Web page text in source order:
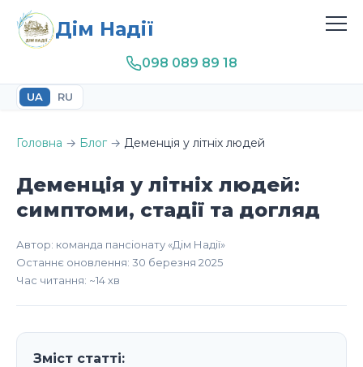
Дім Надії
098 089 89 18
UA RU
Головна → Блог→ Деменція у літніх людей
Деменція у літніх людей:
симптоми, стадії та догляд
Автор: команда пансіонату «Дім Надії»
Останнє оновлення: 30 березня 2025
Час читання: ~14 хв
Зміст статті: